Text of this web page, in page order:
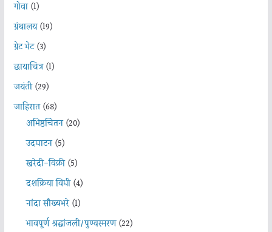
गोवा(1)
ग्रंथालय(19)
ग्रेट भेट(3)
छायाचित्र(1)
जयंती(29)
जाहिरात(68)
अभिष्ठचिंतन(20)
उदघाटन(5)
खरेदी-विक्री(5)
दशक्रिया विधी(4)
नांदा सौख्यभरे(1)
भावपूर्ण श्रद्धांजली/पुण्यस्मरण(22)